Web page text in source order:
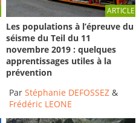
ARTICLE
Les populations à l’épreuve du
séisme du Teil du 11
novembre 2019 : quelques
apprentissages utiles à la
prévention
ParStéphanie DEFOSSEZ &
Frédéric LEONE